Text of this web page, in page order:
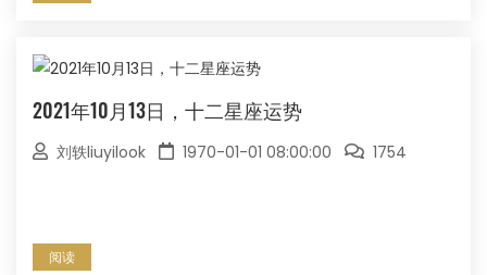
2021年10月13日，十二星座运势
刘轶liuyilook 1970-01-01 08:00:00 1754
阅读